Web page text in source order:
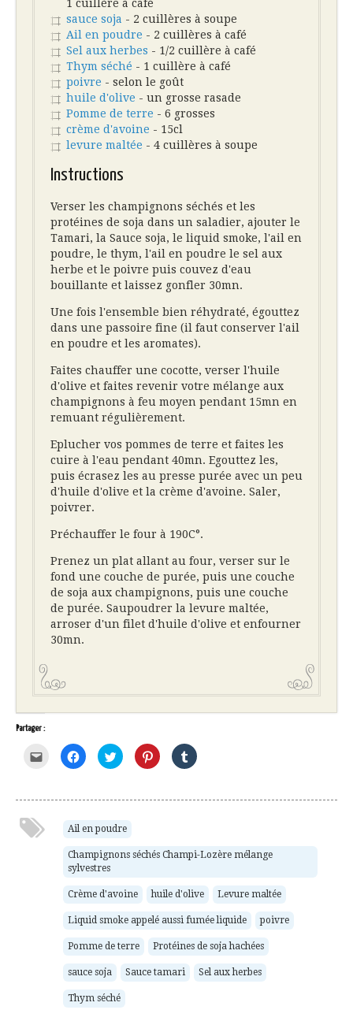
1 cuillère à café
sauce soja - 2 cuillères à soupe
Ail en poudre - 2 cuillères à café
Sel aux herbes - 1/2 cuillère à café
Thym séché - 1 cuillère à café
poivre - selon le goût
huile d'olive - un grosse rasade
Pomme de terre - 6 grosses
crème d'avoine - 15cl
levure maltée - 4 cuillères à soupe
Instructions
Verser les champignons séchés et les
protéines de soja dans un saladier, ajouter le
Tamari, la Sauce soja, le liquid smoke, l'ail en
poudre, le thym, l'ail en poudre le sel aux
herbe et le poivre puis couvez d'eau
bouillante et laissez gonfler 30mn.
Une fois l'ensemble bien réhydraté, égouttez
dans une passoire fine (il faut conserver l'ail
en poudre et les aromates).
Faites chauffer une cocotte, verser l'huile
d'olive et faites revenir votre mélange aux
champignons à feu moyen pendant 15mn en
remuant régulièrement.
Eplucher vos pommes de terre et faites les
cuire à l'eau pendant 40mn. Egouttez les,
puis écrasez les au presse purée avec un peu
d'huile d'olive et la crème d'avoine. Saler,
poivrer.
Préchauffer le four à 190C°.
Prenez un plat allant au four, verser sur le
fond une couche de purée, puis une couche
de soja aux champignons, puis une couche
de purée. Saupoudrer la levure maltée,
arroser d'un filet d'huile d'olive et enfourner
30mn.
Partager :
Cliquez
pour
envoyer
mail
ami(ouvre
nouvelle
fenêtre)
Cliquez
pour
partager
dans
fenêtre)
Cliquez
pour
partager
dans
fenêtre)
Cliquez
pour
partager
dans
Cliquez
pour
dans
Ail en poudre
Champignons séchés Champi-Lozère mélange
sylvestres
Crème d'avoine huile d'olive Levure maltée
Liquid smoke appelé aussi fumée liquide poivre
Pomme de terre Protéines de soja hachées
sauce soja Sauce tamari Sel aux herbes
Thym séché